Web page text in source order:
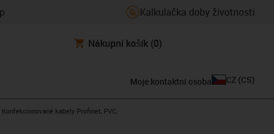
Kalkulačka doby životnosti
Nákupní košík (0)
Moje kontaktní osoba CZ (CS)
igus-icon-arrow-right
Konfekcionované kabely Profinet, PVC,